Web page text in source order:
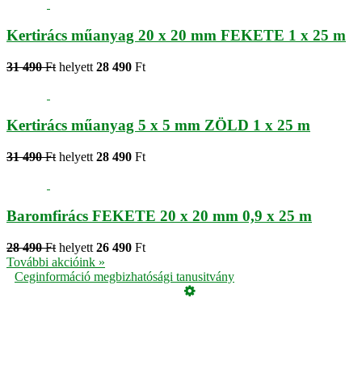
Kertirács műanyag 20 x 20 mm FEKETE 1 x 25 m
31 490 Ft helyett 28 490 Ft
Kertirács műanyag 5 x 5 mm ZÖLD 1 x 25 m
31 490 Ft helyett 28 490 Ft
Baromfirács FEKETE 20 x 20 mm 0,9 x 25 m
28 490 Ft helyett 26 490 Ft
További akcióink »
Ceginformáció megbizhatósági tanusitvány